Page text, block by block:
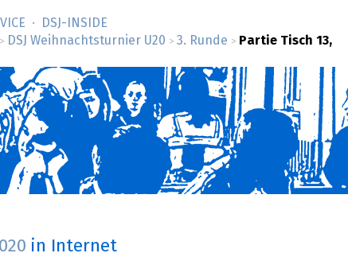
DSJ-­INSIDE
> DSJ Weihnachtsturnier U20 > 3. Runde > Partie Tisch 13,
in Internet